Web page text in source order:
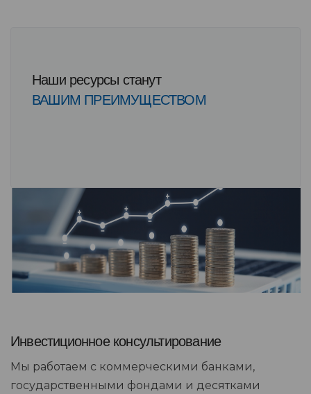
Наши ресурсы станут
ВАШИМ ПРЕИМУЩЕСТВОМ
Инвестиционное консультирование
Мы работаем с коммерческими банками,
государственными фондами и десятками